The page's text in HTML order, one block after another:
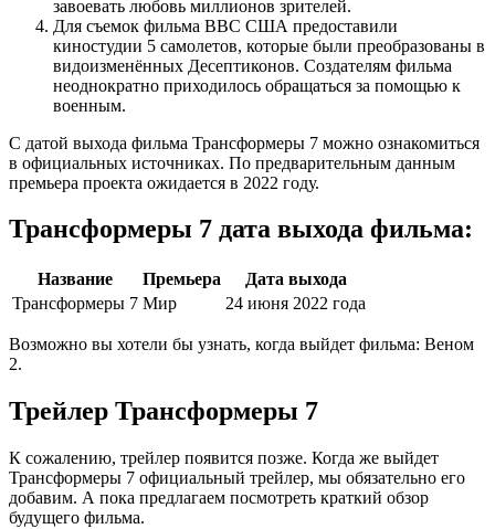
завоевать любовь миллионов зрителей.
Для съемок фильма ВВС США предоставили
киностудии 5 самолетов, которые были преобразованы в
видоизменённых Десептиконов. Создателям фильма
неоднократно приходилось обращаться за помощью к
военным.
С датой выхода фильма Трансформеры 7 можно ознакомиться
в официальных источниках. По предварительным данным
премьера проекта ожидается в 2022 году.
Трансформеры 7 дата выхода фильма:
Название Премьера
Дата выхода
Трансформеры 7 Мир 24 июня 2022 года
Возможно вы хотели бы узнать, когда выйдет фильма: Веном
2.
Трейлер Трансформеры 7
К сожалению, трейлер появится позже. Когда же выйдет
Трансформеры 7 официальный трейлер, мы обязательно его
добавим. А пока предлагаем посмотреть краткий обзор
будущего фильма.